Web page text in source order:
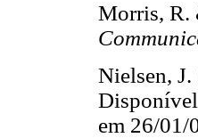
Morris, R.
Nielsen,
em 26/01/